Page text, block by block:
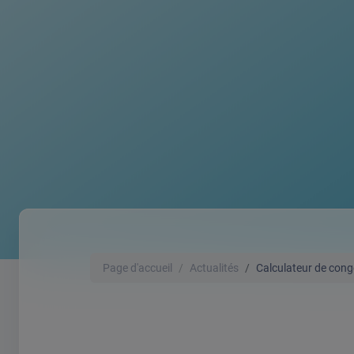
Page d'accueil Actualités Calculateur de